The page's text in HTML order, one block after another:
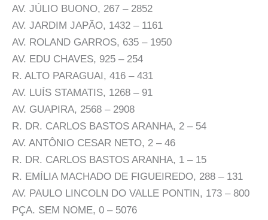
AV. JÚLIO BUONO, 267 – 2852
AV. JARDIM JAPÃO, 1432 – 1161
AV. ROLAND GARROS, 635 – 1950
AV. EDU CHAVES, 925 – 254
R. ALTO PARAGUAI, 416 – 431
AV. LUÍS STAMATIS, 1268 – 91
AV. GUAPIRA, 2568 – 2908
R. DR. CARLOS BASTOS ARANHA, 2 – 54
AV. ANTÔNIO CESAR NETO, 2 – 46
R. DR. CARLOS BASTOS ARANHA, 1 – 15
R. EMÍLIA MACHADO DE FIGUEIREDO, 288 – 131
AV. PAULO LINCOLN DO VALLE PONTIN, 173 – 800
PÇA. SEM NOME, 0 – 5076